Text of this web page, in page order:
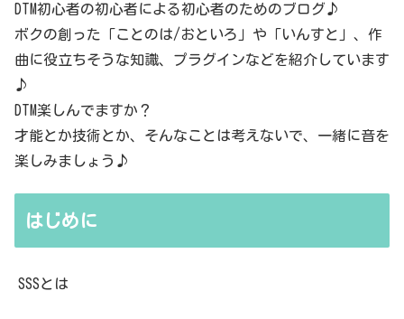
DTM初心者の初心者による初心者のためのブログ♪
ボクの創った「ことのは/おといろ」や「いんすと」、作
曲に役立ちそうな知識、プラグインなどを紹介しています
♪
DTM楽しんでますか？
才能とか技術とか、そんなことは考えないで、一緒に音を
楽しみましょう♪
はじめに
SSSとは